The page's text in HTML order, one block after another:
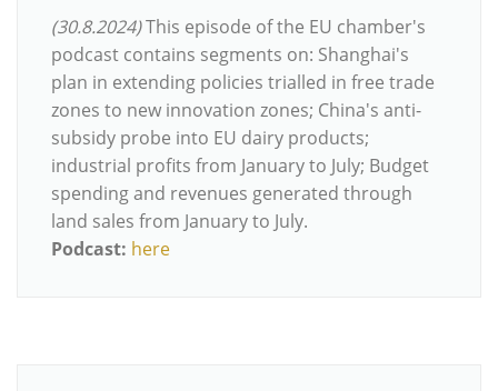
(30.8.2024)This episode of the EU chamber's
podcast contains segments on: Shanghai's
plan in extending policies trialled in free trade
zones to new innovation zones; China's anti-
subsidy probe into EU dairy products;
industrial profits from January to July; Budget
spending and revenues generated through
land sales from January to July.
Podcast: here